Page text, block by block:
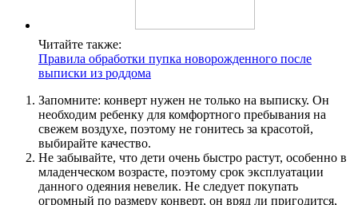
Читайте также:
Правила обработки пупка новорожденного после
выписки из роддома
Запомните: конверт нужен не только на выписку. Он
необходим ребенку для комфортного пребывания на
свежем воздухе, поэтому не гонитесь за красотой,
выбирайте качество.
Не забывайте, что дети очень быстро растут, особенно в
младенческом возрасте, поэтому срок эксплуатации
данного одеяния невелик. Не следует покупать
огромный по размеру конверт, он вряд ли пригодится,